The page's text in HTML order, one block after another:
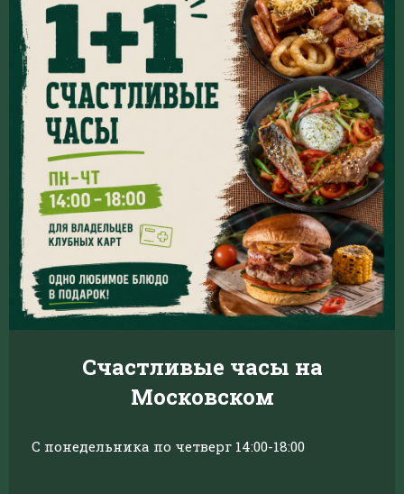
Счастливые часы на
Московском
С понедельника по четверг 14:00-18:00